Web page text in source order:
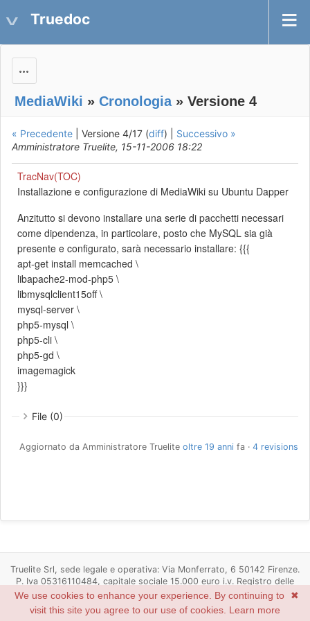
Truedoc
MediaWiki » Cronologia» Versione 4
« Precedente | Versione 4/17 (diff) | Successivo »
Amministratore Truelite, 15-11-2006 18:22
TracNav(TOC)
Installazione e configurazione di MediaWiki su Ubuntu Dapper
Anzitutto si devono installare una serie di pacchetti necessari
come dipendenza, in particolare, posto che MySQL sia già
presente e configurato, sarà necessario installare: {{{
apt-get install memcached \
libapache2-mod-php5 \
libmysqlclient15off \
mysql-server \
php5-mysql \
php5-cli \
php5-gd \
imagemagick
}}}
File (0)
Aggiornato da Amministratore Truelite oltre 19 anni fa · 4 revisions
Truelite Srl, sede legale e operativa: Via Monferrato, 6 50142 Firenze.
P. Iva 05316110484, capitale sociale 15.000 euro i.v. Registro delle
imprese di Firenze n. 05316110484, R.E.A. Firenze n. 537498
Powered by
© 2006-2022 Jean-Philippe Lang
✖
We use cookies to enhance your experience. By continuing to
visit this site you agree to our use of cookies. Learn more